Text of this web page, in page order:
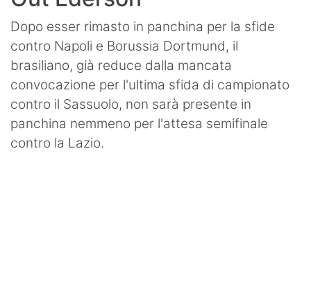
Dopo esser rimasto in panchina per la sfide
contro Napoli e Borussia Dortmund, il
brasiliano, già reduce dalla mancata
convocazione per l'ultima sfida di campionato
contro il Sassuolo, non sarà presente in
panchina nemmeno per l'attesa semifinale
contro la Lazio.